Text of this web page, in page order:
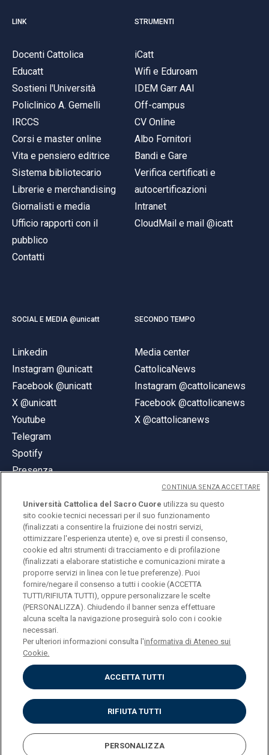
LINK
Docenti Cattolica
Educatt
Sostieni l'Università
Policlinico A. Gemelli
IRCCS
Corsi e master online
Vita e pensiero editrice
Sistema bibliotecario
Librerie e merchandising
Giornalisti e media
Ufficio rapporti con il
pubblico
Contatti
STRUMENTI
iCatt
Wifi e Eduroam
IDEM Garr AAI
Off-campus
CV Online
Albo Fornitori
Bandi e Gare
Verifica certificati e
autocertificazioni
Intranet
CloudMail e mail @icatt
SOCIAL E MEDIA @unicatt
Linkedin
Instagram @unicatt
Facebook @unicatt
X @unicatt
Youtube
Telegram
Spotify
Presenza
SECONDO TEMPO
Media center
CattolicaNews
Instagram @cattolicanews
Facebook @cattolicanews
X @cattolicanews
© Università Cattolica del Sacro Cuore
Largo A. Gemelli 1, 20123 Milano
PI 02133120150
ENGLISH
Privacy
Accessibilità
Cookies
Impostazione Cookies
Università Cattolica del Sacro Cuore utilizza su questo
sito cookie tecnici necessari per il suo funzionamento
(finalizzati a consentire la fruizione dei nostri servizi,
ottimizzare l'esperienza utente) e, ove si presti il consenso,
cookie ed altri strumenti di tracciamento e di profilazione
(finalizzati a elaborare statistiche e comunicazioni mirate a
proporre servizi in linea con le tue preferenze). Puoi
fornire/negare il consenso a tutti i cookie (ACCETTA
TUTTI/RIFIUTA TUTTI), oppure personalizzare le scelte
(PERSONALIZZA). Chiudendo il banner senza effettuare
alcuna scelta la navigazione proseguirà solo con i cookie
necessari.
Per ulteriori informazioni consulta l'informativa di Ateneo sui
Cookie.
ACCETTA TUTTI
RIFIUTA TUTTI
PERSONALIZZA
CONTINUA SENZA ACCETTARE